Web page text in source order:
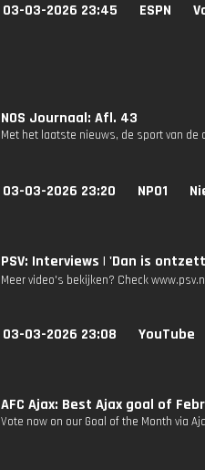
03-03-2026 23:45 ESPN
NOS Journaal: Afl. 43
Met het laatste nieuws, de sport van de
03-03-2026 23:20 NPO1
PSV: Interviews | 'Dan is
Meer video's bekijken? Check
03-03-2026 23:08 YouTube
AFC Ajax: Best Ajax goal of
Vote now on our Goal of the Month via